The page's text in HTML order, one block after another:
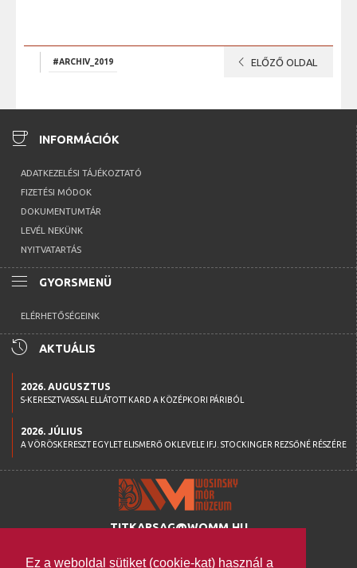
Ez a weboldal sütiket (cookie-kat) használ a
#ARCHIV_2019 chevron_left ELŐZŐ OLDAL
coffee INFORMÁCIÓK
ADATKEZELÉSI TÁJÉKOZTATÓ
FIZETÉSI MÓDOK
DOKUMENTUMTÁR
LEVÉL NEKÜNK
NYITVATARTÁS
menu GYORSMENÜ
ELÉRHETŐSÉGEINK
history AKTUÁLIS
2026. AUGUSZTUS
S-KERESZTVASSAL ELLÁTOTT KARD A KÖZÉPKORI PÁRIBÓL
2026. JÚLIUS
A VÖRÖSKERESZT EGYLET ELISMERŐ OKLEVELE IFJ. STOCKINGER REZSŐNÉ RÉSZÉRE
TITKARSAG@WOMM.HU